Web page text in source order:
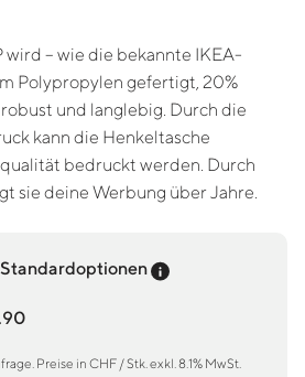
wird – wie die bekannte IKEA-
Polypropylen gefertigt, 20%
robust und langlebig. Durch die
kann die Henkeltasche
bedruckt werden. Durch
sie deine Werbung über Jahre.
Preis-Tooltip
Preise in CHF / Stk. exkl. 8.1% MwSt.